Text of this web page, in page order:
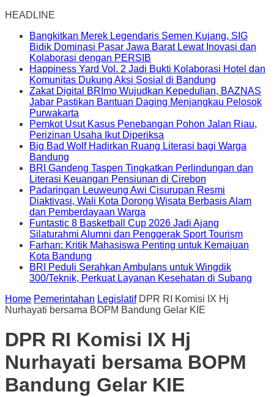
HEADLINE
Bangkitkan Merek Legendaris Semen Kujang, SIG
Bidik Dominasi Pasar Jawa Barat Lewat Inovasi dan
Kolaborasi dengan PERSIB
Happiness Yard Vol. 2 Jadi Bukti Kolaborasi Hotel dan
Komunitas Dukung Aksi Sosial di Bandung
Zakat Digital BRImo Wujudkan Kepedulian, BAZNAS
Jabar Pastikan Bantuan Daging Menjangkau Pelosok
Purwakarta
Pemkot Usut Kasus Penebangan Pohon Jalan Riau,
Perizinan Usaha Ikut Diperiksa
Big Bad Wolf Hadirkan Ruang Literasi bagi Warga
Bandung
BRI Gandeng Taspen Tingkatkan Perlindungan dan
Literasi Keuangan Pensiunan di Cirebon
Padaringan Leuweung Awi Cisurupan Resmi
Diaktivasi, Wali Kota Dorong Wisata Berbasis Alam
dan Pemberdayaan Warga
Funtastic 8 Basketball Cup 2026 Jadi Ajang
Silaturahmi Alumni dan Penggerak Sport Tourism
Farhan: Kritik Mahasiswa Penting untuk Kemajuan
Kota Bandung
BRI Peduli Serahkan Ambulans untuk Wingdik
300/Teknik, Perkuat Layanan Kesehatan di Subang
Home Pemerintahan Legislatif DPR RI Komisi IX Hj
Nurhayati bersama BOPM Bandung Gelar KIE
DPR RI Komisi IX Hj
Nurhayati bersama BOPM
Bandung Gelar KIE